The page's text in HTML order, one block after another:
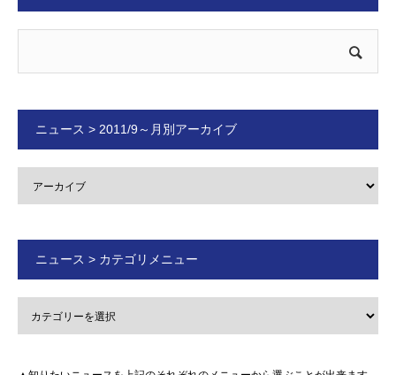
ニュース > 2011/9～月別アーカイブ
ニュース > カテゴリメニュー